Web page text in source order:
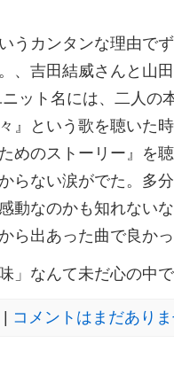
うカンタンな理由で
、吉田結威さんと山
ット名には、二人の
』という歌を聴いた
めのストーリー』を
らない涙がでた。多
動なのかも知れない
ら出あった曲で良か
」なんて未だ心の中
コメントはまだあり